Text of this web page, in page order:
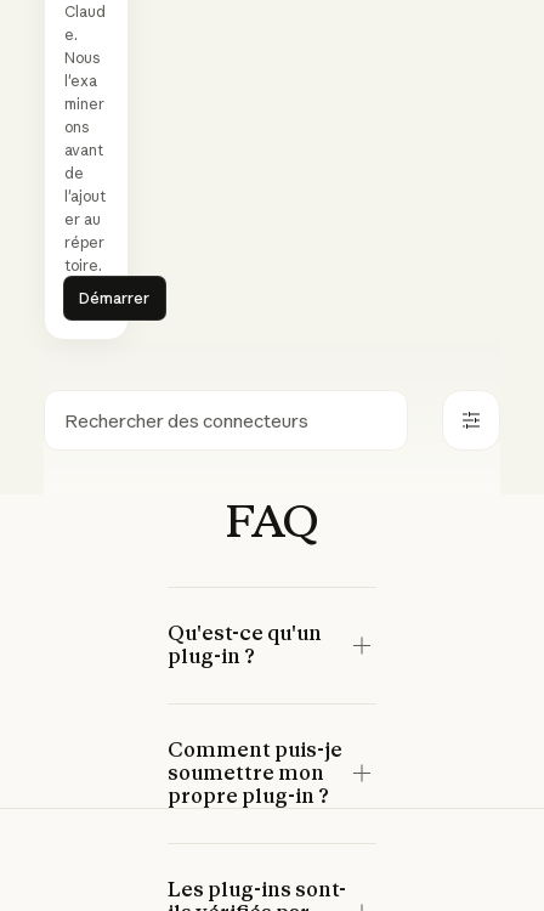
Claud
e.
Nous
l'exa
miner
ons
avant
de
l'ajout
er au
réper
toire.
Démarrer
Démarrer
FAQ
Qu'est-ce qu'un
plug-in ?
Comment puis-je
soumettre mon
propre plug-in ?
Les plug-ins sont-